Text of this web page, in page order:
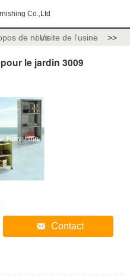
Co.,Ltd
de nousVisite de l'usine >>
le jardin 3009
Contact